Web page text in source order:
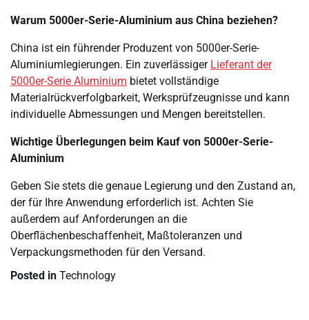
Warum 5000er-Serie-Aluminium aus China beziehen?
China ist ein führender Produzent von 5000er-Serie-
Aluminiumlegierungen. Ein zuverlässiger Lieferant der
5000er-Serie Aluminium bietet vollständige
Materialrückverfolgbarkeit, Werksprüfzeugnisse und kann
individuelle Abmessungen und Mengen bereitstellen.
Wichtige Überlegungen beim Kauf von 5000er-Serie-
Aluminium
Geben Sie stets die genaue Legierung und den Zustand an,
der für Ihre Anwendung erforderlich ist. Achten Sie
außerdem auf Anforderungen an die
Oberflächenbeschaffenheit, Maßtoleranzen und
Verpackungsmethoden für den Versand.
Posted in Technology